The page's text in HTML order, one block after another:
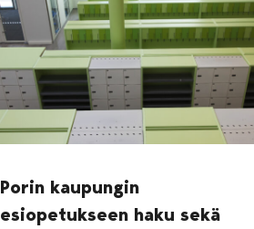
Porin kaupungin
esiopetukseen haku sekä